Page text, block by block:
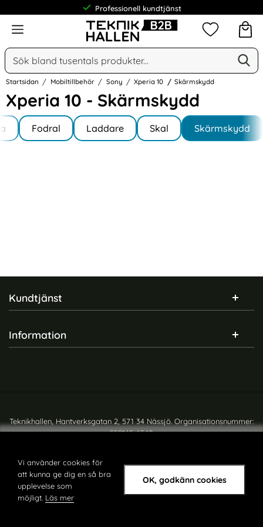
Vi använder cookies för
att kunna ge dig en så bra
upplevelse som
möjligt. Läs mer
OK, godkänn cookies
Professionell kundtjänst
Meny
Sök
Sök på Narse Group AB
Mina
Startsidan Mobiltillbehör Sony Xperia 10 Skärmskydd
Xperia 10 - Skärmskydd
Hoppa
till
produkter
Underkategorier
Fodral Laddare Skal Skärmskydd
Sidfot Blandad info och länkar
Kundtjänst
Information
Teknikhallen, Hantverksgatan 2, 571 34 Nässjö. Organisationsnummer:
559165-6540